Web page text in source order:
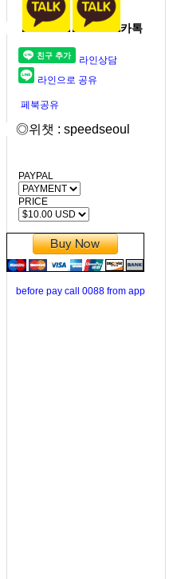
카톡
라인상담
라인으로 공유
페북공유
◎위챗 : speedseoul
PAYPAL
PRICE
before pay call 0088 from app